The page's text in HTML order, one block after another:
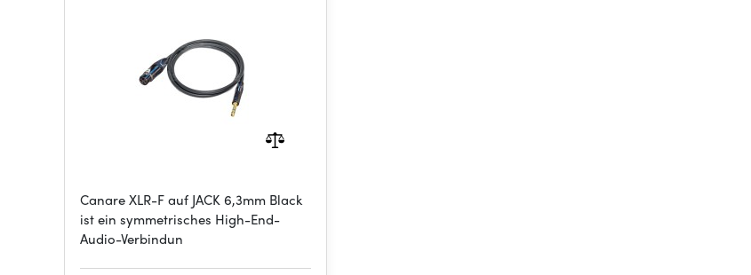
Canare XLR-F auf JACK 6,3mm Black
ist ein symmetrisches High-End-
Audio-Verbindun